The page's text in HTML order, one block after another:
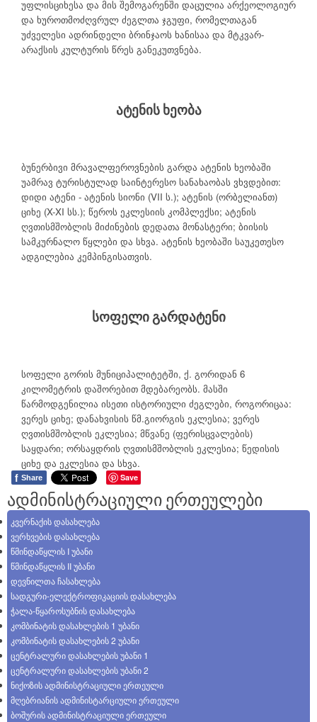
უფლისციხესა და მის შემოგარენში დაცულია არქეოლოგიურ
და ხუროთმოძღვრულ ძეგლთა ჯგუფი, რომელთაგან
უძველესი ადრინდელი ბრინჯაოს ხანისაა და მტკვარ-
არაქსის კულტურის წრეს განეკუთვნება.
ატენის ხეობა
ბუნერბივი მრავალფეროვნების გარდა ატენის ხეობაში
უამრავ ტურისტულად საინტერესო სანახაობას ვხვდებით:
დიდი ატენი - ატენის სიონი (VII ს.); ატენის (ორბელიანთ)
ციხე (X-XI სს.); წეროს ეკლესიის კომპლექსი; ატენის
ღვთისმშობლის მიძინების დედათა მონასტერი; ბიისის
სამკურნალო წყლები და სხვა. ატენის ხეობაში საუკეთესო
ადგილებია კემპინგისათვის.
სოფელი გარდატენი
სოფელი გორის მუნიციპალიტეტში, ქ. გორიდან 6
კილომეტრის დაშორებით მდებარეობს. მასში
წარმოდგენილია ისეთი ისტორიული ძეგლები, როგორიცაა:
ვერეს ციხე; დანახვისის წმ.გიორგის ეკლესია; ვერეს
ღვთისმშობლის ეკლესია; მწვანე (ფერისცვალების)
საყდარი; ორსაყდრის ღვთისმშობლის ეკლესია; წედისის
ციხე და ეკლესია და სხვა.
f Share Save
ადმინისტრაციული ერთეულები
კვერნაქის დასახლება
ვერხვების დასახლება
წმინდაწყლის I უბანი
წმინდაწყლის II უბანი
დევნილთა ჩასახლება
სადგური-ელექტროფიკაციის დასახლება
ჭალა-წყაროსუბნის დასახლება
კომბინატის დასახლების 1 უბანი
კომბინატის დასახლების 2 უბანი
ცენტრალური დასახლების უბანი 1
ცენტრალური დასახლების უბანი 2
ნიქოზის ადმინისტრაციული ერთეული
მღებრიანის ადმინისტარციული ერთეული
ბოშურის ადმინისტრაციული ერთეული